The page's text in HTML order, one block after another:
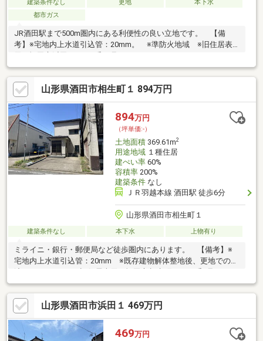
建築条件なし 更地
本下水
都市ガス
JR酒田駅まで500m圏内にある利便性の良い立地です。 【備
考】※宅地内上水道引込管：20mm。 ※準防火地域 ※旧住居表
山形県酒田市相生町１ 894万円
894万円
（坪単価:-）
土地面積369.61m2
用途地域１種住居
建ぺい率60%
容積率200%
建築条件なし
ＪＲ羽越本線 酒田駅 徒歩6分
山形県酒田市相生町１
建築条件なし 本下水 上物有り
ミライニ・銀行・郵便局など徒歩圏内にあります。 【備考】※
宅地内上水道引込管：20mm ※既存建物解体整地後、更地での引
山形県酒田市浜田１ 469万円
469万円